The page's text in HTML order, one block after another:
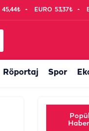
45,44₺ EURO 53,37₺
Röportaj Spor